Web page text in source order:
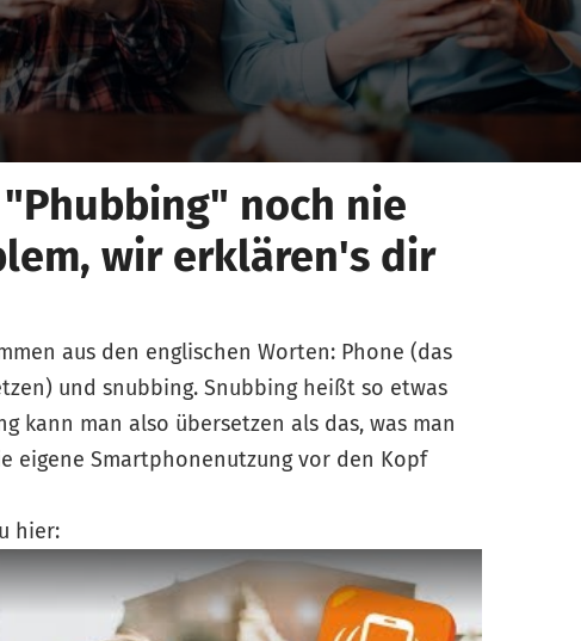
noch nie
wir erklären's dir
aus den englischen Worten: Phone (das
und snubbing. Snubbing heißt so etwas
kann man also übersetzen als das, was man
eigene Smartphonenutzung vor den Kopf
hier: